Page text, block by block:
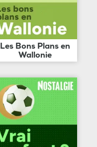
Les Bons Plans en
Wallonie